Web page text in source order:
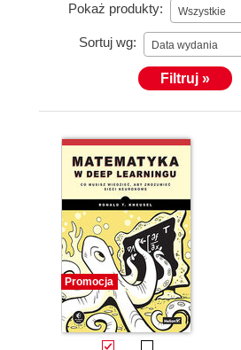
Pokaż produkty: Wszystkie
Sortuj wg: Data wydania
Filtruj »
Promocja